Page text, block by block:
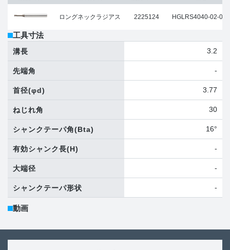
ロングネックラジアス 2225124 HGLRS4040-02-080
工具寸法
溝長 3.2
先端角 -
首径(φd) 3.77
ねじれ角 30
シャンクテーパ角(Bta) 16°
有効シャンク長(H) -
大端径 -
シャンクテーパ形状 -
動画